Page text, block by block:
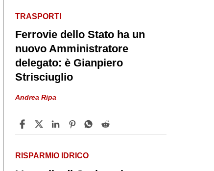
TRASPORTI
Ferrovie dello Stato ha un
nuovo Amministratore
delegato: è Gianpiero
Strisciuglio
Andrea Ripa
RISPARMIO IDRICO